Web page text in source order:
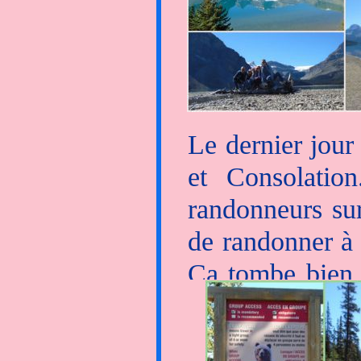
Le dernier jour
et
randonneurs
de randonner
Ca tombe
les filles qui
des
grand chose
Chaudes...
La
paysage aux
serpentant le
apprécié le
Céline
sortie
Euh...